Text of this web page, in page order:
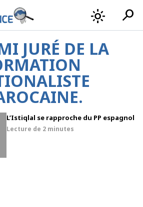
light_mode search
JURÉ DE LA
L’Istiqlal se rapproche du PP espagnol
Lecture de 2 minutes